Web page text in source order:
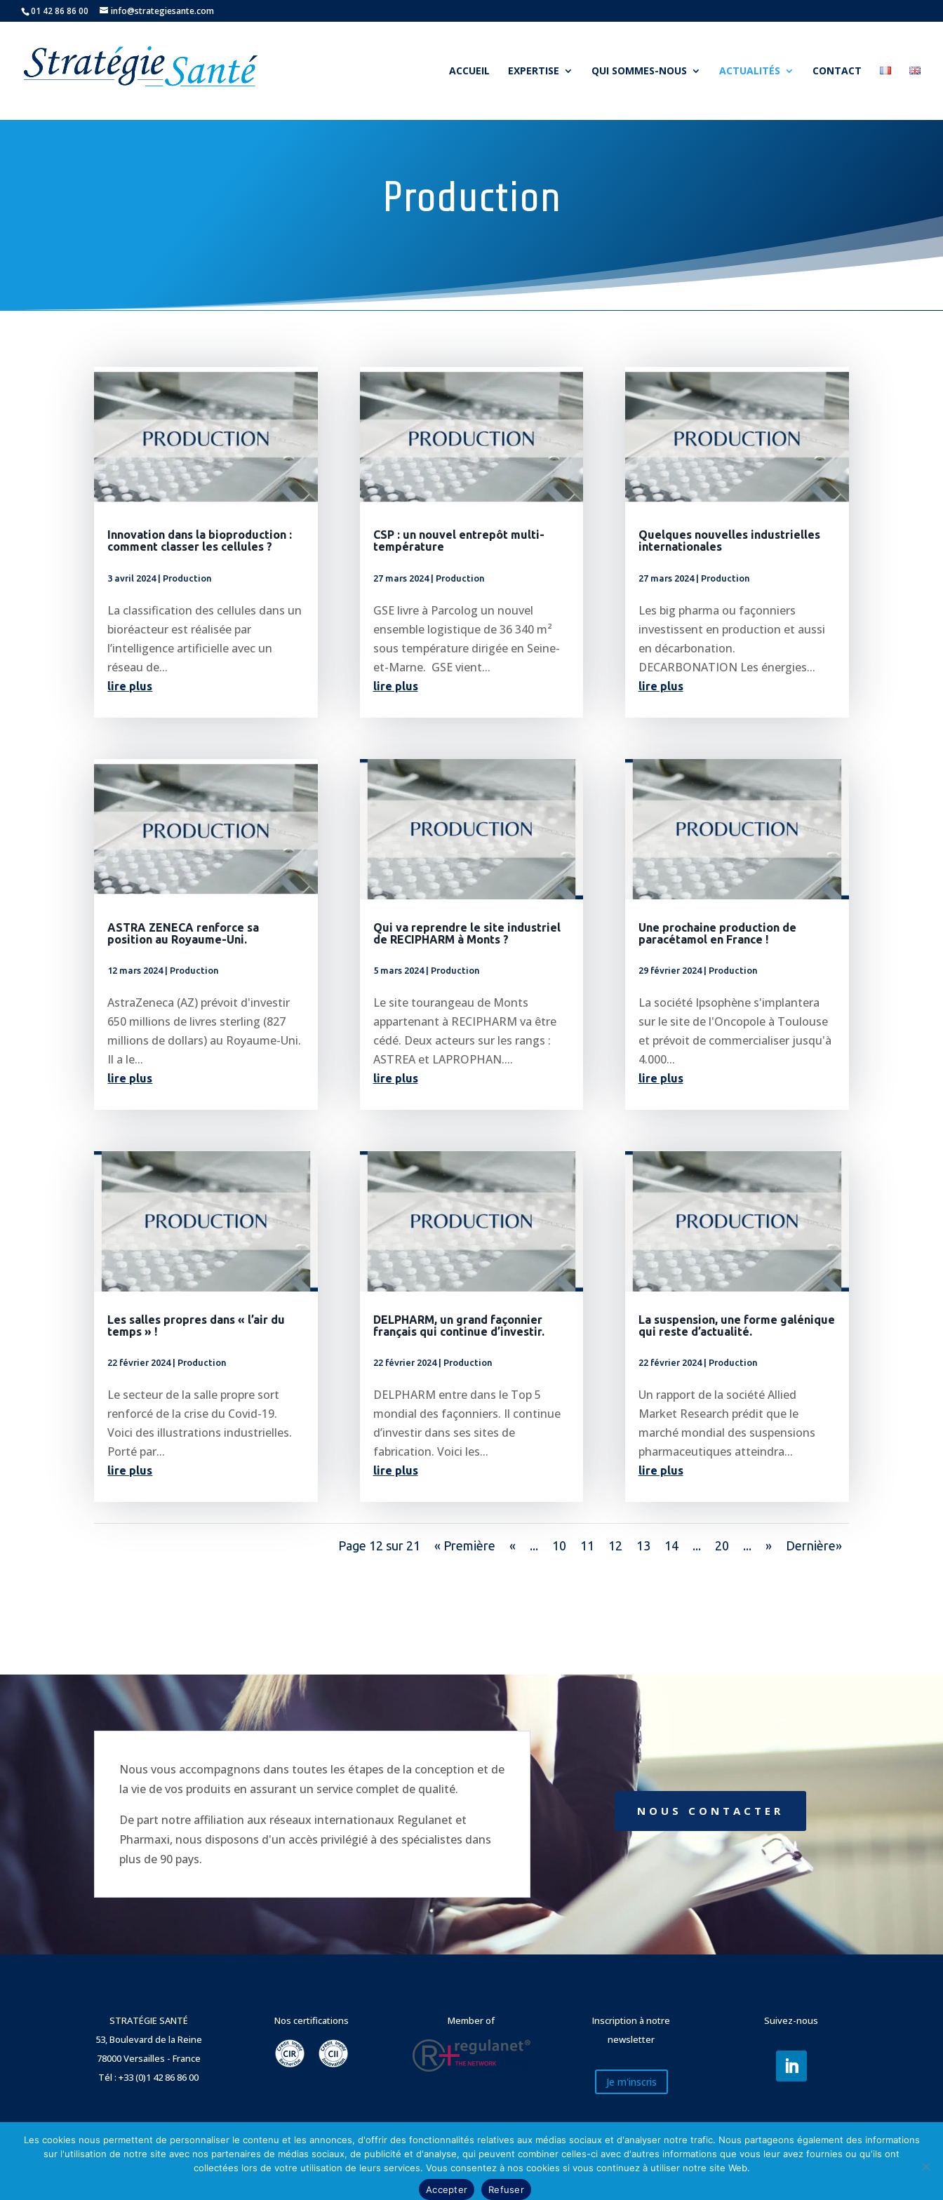
01 42 86 86 00 info@strategiesante.com
ACCUEIL EXPERTISE QUI SOMMES-NOUS ACTUALITÉS CONTACT
Production
Innovation dans la bioproduction :
comment classer les cellules ?
3 avril 2024| Production
La classification des cellules dans un
bioréacteur est réalisée par
l’intelligence artificielle avec un
réseau de...
lire plus
ASTRA ZENECA renforce sa
position au Royaume-Uni.
12 mars 2024| Production
AstraZeneca (AZ) prévoit d'investir
650 millions de livres sterling (827
millions de dollars) au Royaume-Uni.
Il a le...
lire plus
Les salles propres dans « l’air du
temps » !
22 février 2024| Production
Le secteur de la salle propre sort
renforcé de la crise du Covid-19.
Voici des illustrations industrielles.
Porté par...
lire plus
CSP : un nouvel entrepôt multi-
température
27 mars 2024| Production
GSE livre à Parcolog un nouvel
ensemble logistique de 36 340 m²
sous température dirigée en Seine-
et-Marne. GSE vient...
lire plus
Qui va reprendre le site industriel
de RECIPHARM à Monts ?
5 mars 2024| Production
Le site tourangeau de Monts
appartenant à RECIPHARM va être
cédé. Deux acteurs sur les rangs :
ASTREA et LAPROPHAN....
lire plus
DELPHARM, un grand façonnier
français qui continue d’investir.
22 février 2024| Production
DELPHARM entre dans le Top 5
mondial des façonniers. Il continue
d’investir dans ses sites de
fabrication. Voici les...
lire plus
Quelques nouvelles industrielles
internationales
27 mars 2024| Production
Les big pharma ou façonniers
investissent en production et aussi
en décarbonation.
DECARBONATION Les énergies...
lire plus
Une prochaine production de
paracétamol en France !
29 février 2024| Production
La société Ipsophène s'implantera
sur le site de l'Oncopole à Toulouse
et prévoit de commercialiser jusqu'à
4.000...
lire plus
La suspension, une forme galénique
qui reste d’actualité.
22 février 2024| Production
Un rapport de la société Allied
Market Research prédit que le
marché mondial des suspensions
pharmaceutiques atteindra...
lire plus
Page 12 sur 21 « Première « ... 10 11 12 13 14 ... 20 ... » Dernière»
Nous vous accompagnons dans toutes les étapes de la conception et de
la vie de vos produits en assurant un service complet de qualité.
De part notre affiliation aux réseaux internationaux Regulanet et
Pharmaxi, nous disposons d'un accès privilégié à des spécialistes dans
plus de 90 pays.
NOUS CONTACTER
STRATÉGIE SANTÉ
53, Boulevard de la Reine
78000 Versailles - France
Tél : +33 (0)1 42 86 86 00
Nos certifications Member of
Inscription à notre
newsletter
Je m'inscris
Suivez-nous
Mentions légales
Les cookies nous permettent de personnaliser le contenu et les annonces, d'offrir des fonctionnalités relatives aux médias sociaux et d'analyser notre trafic. Nous partageons également des informations
sur l'utilisation de notre site avec nos partenaires de médias sociaux, de publicité et d'analyse, qui peuvent combiner celles-ci avec d'autres informations que vous leur avez fournies ou qu'ils ont
collectées lors de votre utilisation de leurs services. Vous consentez à nos cookies si vous continuez à utiliser notre site Web.
Accepter
Refuser